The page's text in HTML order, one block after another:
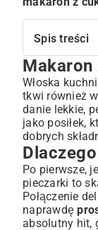
Spis treści
Makaron z
Dlaczego
Kompletny
Niezbędne
Wybór
Świeże
Krok po
Smażenie
Gotowanie
Łączenie
Makaron
Włoska
tkwi również
danie lekkie,
jako posiłek,
dobrych
Po pierwsze,
pieczarki to
Połączenie
naprawdę
absolutny hit,